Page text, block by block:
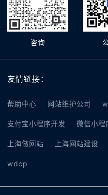
咨询
友情链接：
帮助中心 网站维护公司
支付宝小程序开发 微信小程
上海做网站 上海网站建设
wdcp